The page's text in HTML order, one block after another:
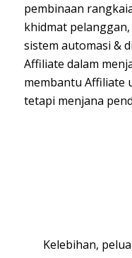
pembinaan
khidmat
sistem automasi &
Affiliate dalam
membantu Affiliate
tetapi menjana
Kelebihan,